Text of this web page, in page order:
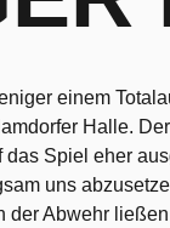
einem
Halle.
Spiel eher
uns
der Abwehr